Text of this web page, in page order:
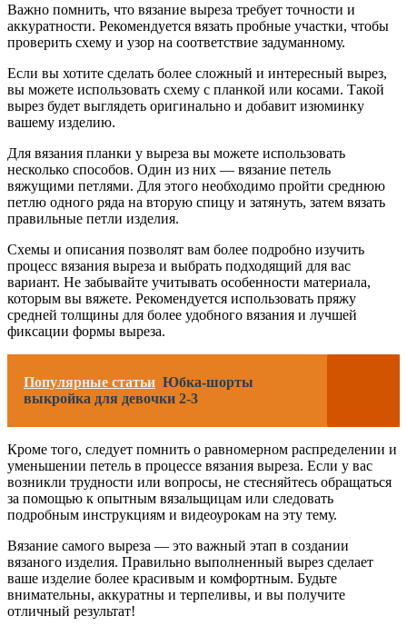
Важно помнить, что вязание выреза требует точности и
аккуратности. Рекомендуется вязать пробные участки, чтобы
проверить схему и узор на соответствие задуманному.
Если вы хотите сделать более сложный и интересный вырез,
вы можете использовать схему с планкой или косами. Такой
вырез будет выглядеть оригинально и добавит изюминку
вашему изделию.
Для вязания планки у выреза вы можете использовать
несколько способов. Один из них — вязание петель
вяжущими петлями. Для этого необходимо пройти среднюю
петлю одного ряда на вторую спицу и затянуть, затем вязать
правильные петли изделия.
Схемы и описания позволят вам более подробно изучить
процесс вязания выреза и выбрать подходящий для вас
вариант. Не забывайте учитывать особенности материала,
которым вы вяжете. Рекомендуется использовать пряжу
средней толщины для более удобного вязания и лучшей
фиксации формы выреза.
Популярные статьи Юбка-шорты
выкройка для девочки 2-3
Кроме того, следует помнить о равномерном распределении и
уменьшении петель в процессе вязания выреза. Если у вас
возникли трудности или вопросы, не стесняйтесь обращаться
за помощью к опытным вязальщицам или следовать
подробным инструкциям и видеоурокам на эту тему.
Вязание самого выреза — это важный этап в создании
вязаного изделия. Правильно выполненный вырез сделает
ваше изделие более красивым и комфортным. Будьте
внимательны, аккуратны и терпеливы, и вы получите
отличный результат!